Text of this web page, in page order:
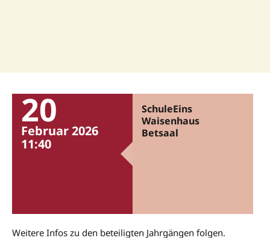
Weitere Infos zu den beteiligten Jahrgängen folgen.
20
Februar 2026
11:40
SchuleEins
Waisenhaus
Betsaal